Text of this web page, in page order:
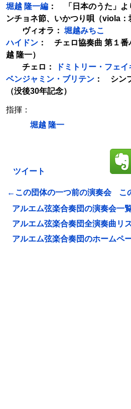
堀越 隆一編 ： 「日本のうた」よ
ンチョネ節、いかつり唄（viola：
ヴィオラ： 堀越みちこ
ハイドン ： チェロ協奏曲 第１番
越 隆一）
チェロ：
ドミトリー・フェイ
ベンジャミン・ブリテン ： シン
（没後30年記念）
指揮：
堀越 隆一
ツイート
←この団体の一つ前の演奏会
こ
アルエム弦楽合奏団の演奏会一
アルエム弦楽合奏団全演奏曲リ
アルエム弦楽合奏団のホームペ